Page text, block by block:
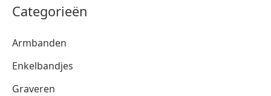
Categorieën
Armbanden
Enkelbandjes
Graveren